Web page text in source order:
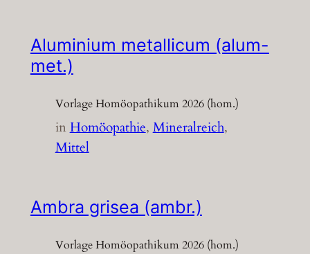
Aluminium metallicum (alum-
met.)
Vorlage Homöopathikum 2026 (hom.)
inHomöopathie, Mineralreich
Mittel
Ambra grisea (ambr.)
Vorlage Homöopathikum 2026 (hom.)